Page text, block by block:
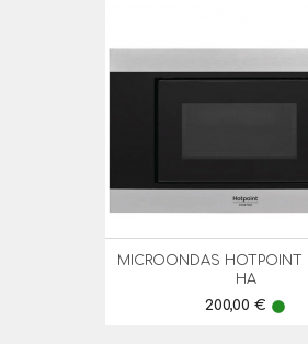
MICROONDAS HOTPOINT
HA
Preço
200,00 € lens